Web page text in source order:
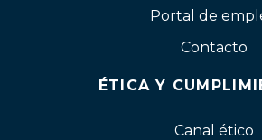
Portal de
Contacto
ÉTICA Y
Canal ético